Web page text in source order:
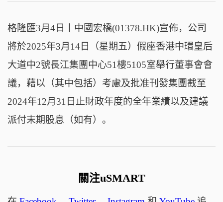
格隆匯3月4日丨 中國宏橋(01378.HK)宣佈，公司
將於2025年3月14日（星期五）假座香港中環皇后
大道中2號長江集團中心51樓5105室舉行董事會會
議，藉以（其中包括）考慮及批准刊發集團截至
2024年12月31日止財政年度的全年業績以及建議
派付末期股息（如有）。
關注uSMART